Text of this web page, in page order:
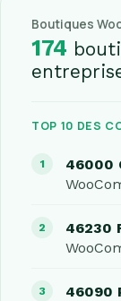
Boutiques
174
TOP 10 DES
46000
46230
46090